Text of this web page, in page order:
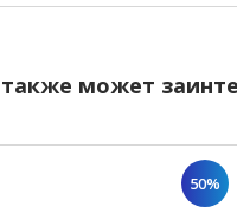
может
50%